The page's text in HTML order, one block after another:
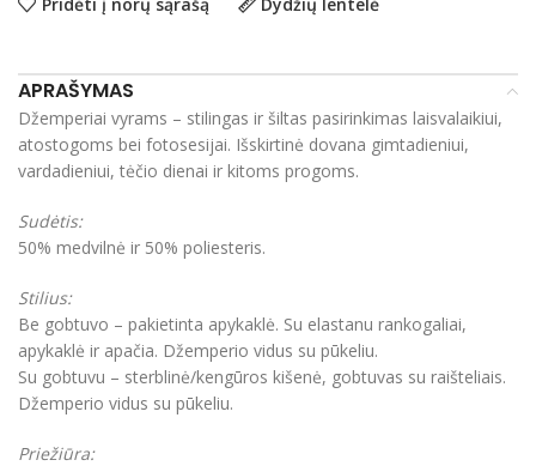
APRAŠYMAS
Džemperiai vyrams – stilingas ir šiltas pasirinkimas laisvalaikiui,
atostogoms bei fotosesijai. Išskirtinė dovana gimtadieniui,
vardadieniui, tėčio dienai ir kitoms progoms.
Sudėtis:
50% medvilnė ir 50% poliesteris.
Stilius:
Be gobtuvo – pakietinta apykaklė. Su elastanu rankogaliai,
apykaklė ir apačia. Džemperio vidus su pūkeliu.
Su gobtuvu – sterblinė/kengūros kišenė, gobtuvas su raišteliais.
Džemperio vidus su pūkeliu.
Priežiūra: